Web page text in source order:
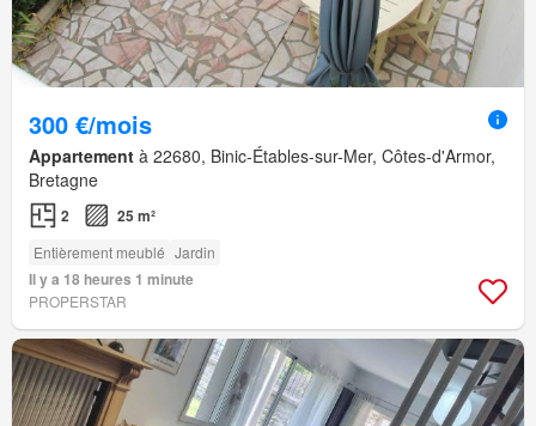
300 €/mois
Appartement à 22680, Binic-Étables-sur-Mer, Côtes-d'Armor,
Bretagne
2 25 m²
Entièrement meublé Jardin
Il y a 18 heures 1 minute
PROPERSTAR